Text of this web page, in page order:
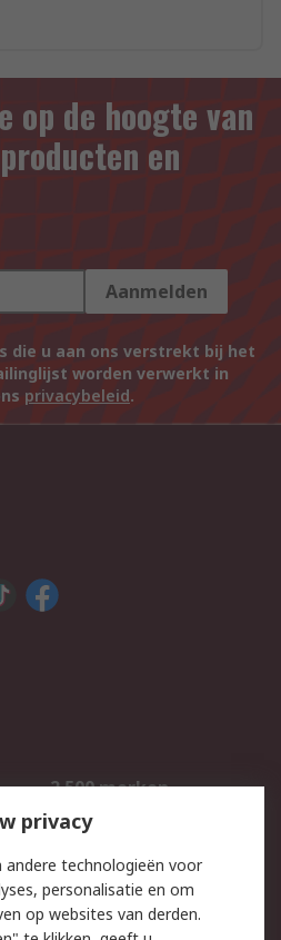
op de hoogte van
en
Aanmelden
die u aan ons verstrekt bij het
worden verwerkt in
privacybeleid.
2.500 merken
Inkoopoplossingen
privacy
andere technologieën voor
personalisatie en om
op websites van derden.